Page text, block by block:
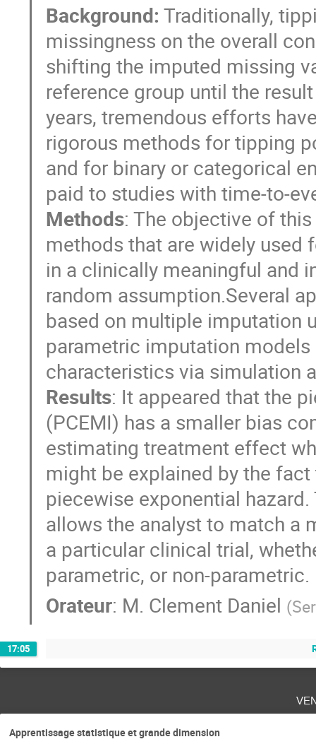
Background: Traditionally,
missingness on the overall
shifting the imputed missing
reference group until the
years, tremendous efforts
rigorous methods for tipping
and for binary or categorical
paid to studies with time-to-
Methods: The objective of
methods that are widely used
in a clinically meaningful and
random assumption.Several
based on multiple imputation
parametric imputation
characteristics via simulation
Results: It appeared that the
(PCEMI) has a smaller bias
estimating treatment effect
might be explained by the
piecewise exponential
allows the analyst to match a
a particular clinical trial,
parametric, or non-parametric.
Orateur: M. Clement Daniel (
17:05
Apprentissage statistique et grande dimension